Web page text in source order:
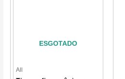
ESGOTADO
All